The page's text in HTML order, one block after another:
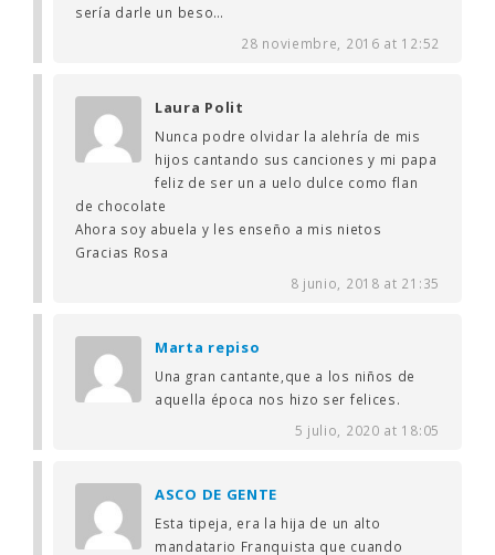
sería darle un beso…
28 noviembre, 2016 at 12:52
Laura Polit
Nunca podre olvidar la alehría de mis
hijos cantando sus canciones y mi papa
feliz de ser un a uelo dulce como flan
de chocolate
Ahora soy abuela y les enseño a mis nietos
Gracias Rosa
8 junio, 2018 at 21:35
Marta repiso
Una gran cantante,que a los niños de
aquella época nos hizo ser felices.
5 julio, 2020 at 18:05
ASCO DE GENTE
Esta tipeja, era la hija de un alto
mandatario Franquista que cuando